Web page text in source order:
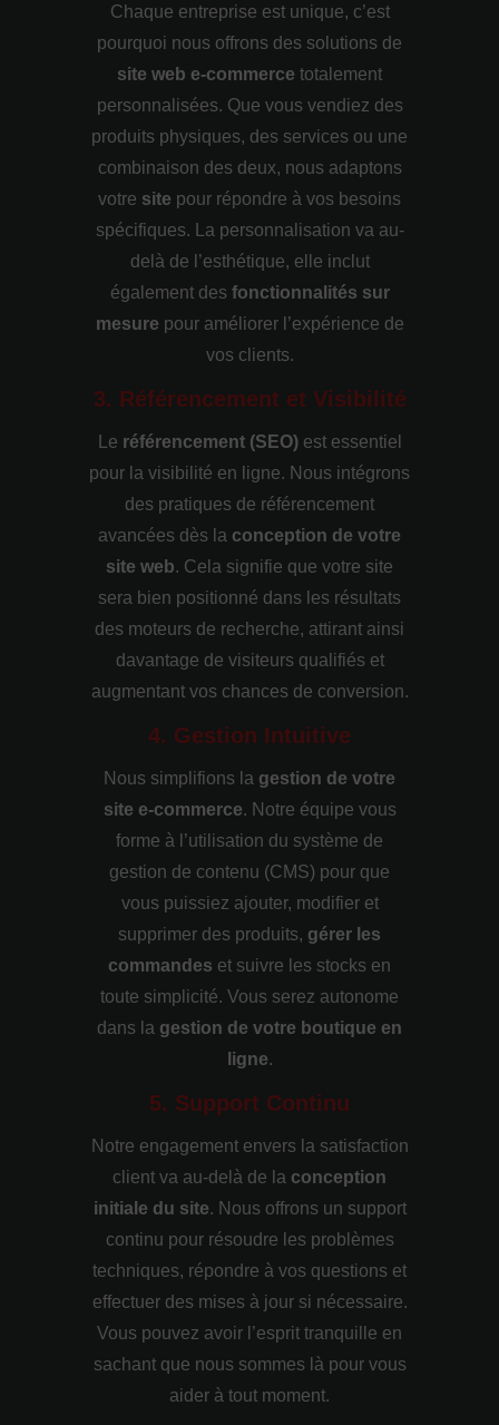
Chaque entreprise est unique, c’est
pourquoi nous offrons des solutions de
site web e-commerce totalement
personnalisées. Que vous vendiez des
produits physiques, des services ou une
combinaison des deux, nous adaptons
votre site pour répondre à vos besoins
spécifiques. La personnalisation va au-
delà de l’esthétique, elle inclut
également des fonctionnalités sur
mesure pour améliorer l’expérience de
vos clients.
3. Référencement et Visibilité
Le référencement (SEO)est essentiel
pour la visibilité en ligne. Nous intégrons
des pratiques de référencement
avancées dès la conception de votre
site web. Cela signifie que votre site
sera bien positionné dans les résultats
des moteurs de recherche, attirant ainsi
davantage de visiteurs qualifiés et
augmentant vos chances de conversion.
4. Gestion Intuitive
Nous simplifions la gestion de votre
site e-commerce. Notre équipe vous
forme à l’utilisation du système de
gestion de contenu (CMS) pour que
vous puissiez ajouter, modifier et
supprimer des produits, gérer les
commandes et suivre les stocks en
toute simplicité. Vous serez autonome
dans la gestion de votre boutique en
ligne.
5. Support Continu
Notre engagement envers la satisfaction
client va au-delà de la conception
initiale du site. Nous offrons un support
continu pour résoudre les problèmes
techniques, répondre à vos questions et
effectuer des mises à jour si nécessaire.
Vous pouvez avoir l’esprit tranquille en
sachant que nous sommes là pour vous
aider à tout moment.